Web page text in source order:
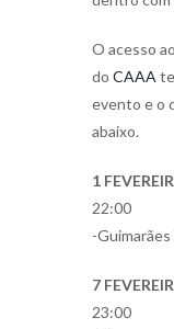
O acesso
do CAAA
evento e o
abaixo.
1
22:00
-
7
23:00